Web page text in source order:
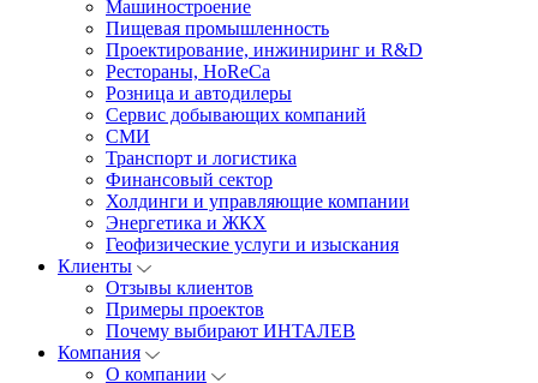
Машиностроение
Пищевая промышленность
Проектирование, инжиниринг и R&D
Рестораны, HoReCa
Розница и автодилеры
Сервис добывающих компаний
СМИ
Транспорт и логистика
Финансовый сектор
Холдинги и управляющие компании
Энергетика и ЖКХ
Геофизические услуги и изыскания
Клиенты
Отзывы клиентов
Примеры проектов
Почему выбирают ИНТАЛЕВ
Компания
О компании